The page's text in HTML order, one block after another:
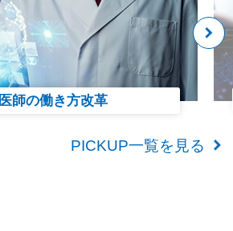
医師の働き方改革
PICKUP一覧を見る